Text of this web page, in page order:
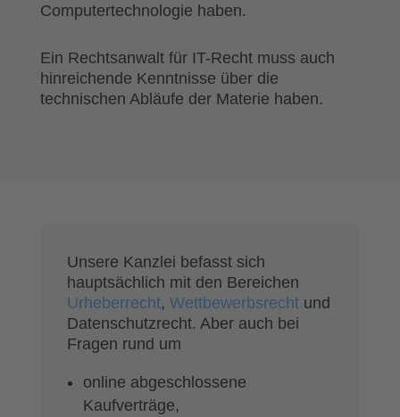
Computertechnologie haben.
Ein Rechtsanwalt für IT-Recht muss auch
hinreichende Kenntnisse über die
technischen Abläufe der Materie haben.
Unsere Kanzlei befasst sich
hauptsächlich mit den Bereichen
Urheberrecht, Wettbewerbsrechtund
Datenschutzrecht. Aber auch bei
Fragen rund um
online abgeschlossene
Kaufverträge,